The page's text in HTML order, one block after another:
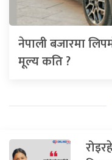
नेपाली बजारमा
मूल्य कति ?